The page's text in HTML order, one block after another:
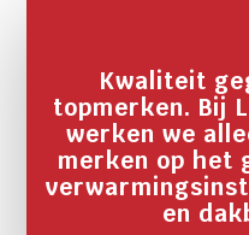
Kwaliteit
topmerken. Bij
werken we
merken op het
en